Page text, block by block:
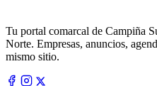
Tu portal comarcal de Campiña
Norte. Empresas, anuncios,
mismo sitio.